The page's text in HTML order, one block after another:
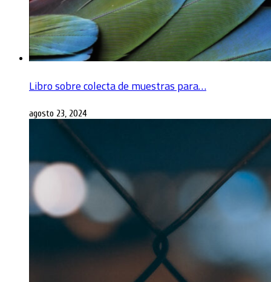
Libro sobre colecta de muestras para…
agosto 23, 2024